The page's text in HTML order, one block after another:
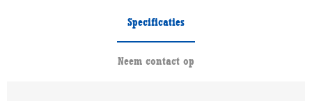
Specificaties
Neem contact op